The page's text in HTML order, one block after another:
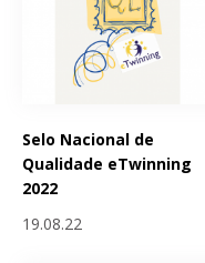
Selo Nacional de
Qualidade eTwinning
2022
19.08.22